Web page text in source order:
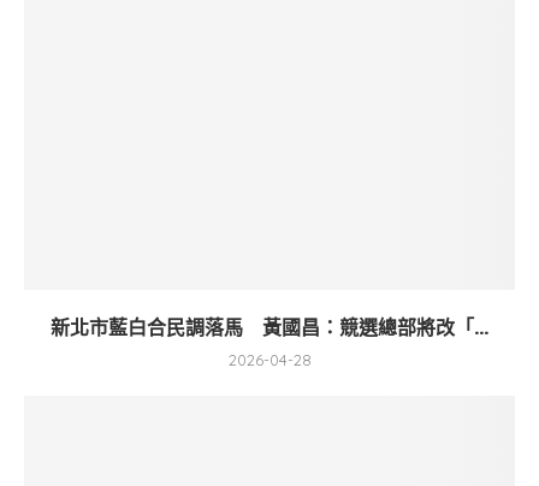
新北市藍白合民調落馬 黃國昌：競選總部將改「...
2026-04-28